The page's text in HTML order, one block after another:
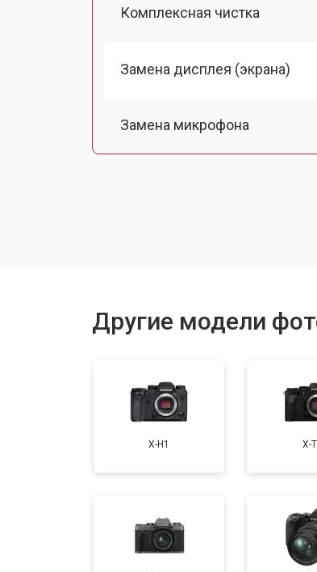
Комплексная чистка
Замена дисплея (экрана)
Замена микрофона
Замена CCD/CMOS матрицы
Чистка матрицы
Другие модели
X-H1 X-